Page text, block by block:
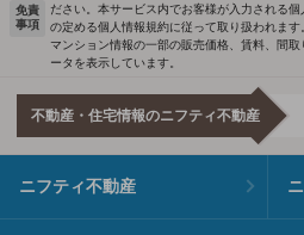
免責
事項
ださい。本サービス内でお客様が入力される
の定める個人情報規約に従って取り扱われます。
マンション情報の一部の販売価格、賃料、間
ータを表示しています。
不動産・住宅情報のニフティ不動産
ニフティ不動産